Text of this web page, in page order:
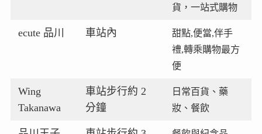
貨，一站式購物
ecute 品川 車站內
甜點,便當,伴手
禮,轉乘購物最方
便
Wing
Takanawa
車站步行約 2
分鐘
日常百貨、藥
妝、餐飲